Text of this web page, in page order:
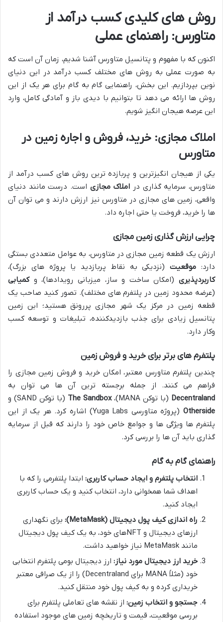
روش های کلیدی کسب درآمد از
متاورس: راهنمای عملی
اکنون که با مفهوم و پتانسیل متاورس آشنا شدیم، زمان آن است که
به صورت عملی به روش های مختلف کسب درآمد در این دنیای
نوین بپردازیم. این بخش، راهنمایی گام به گام برای هر یک از این
روش ها ارائه می دهد تا بتوانیم با دیدی باز و آمادگی کامل، وارد
این عرصه هیجان انگیز شویم.
املاک مجازی: خرید، فروش و اجاره زمین در
متاورس
یکی از هیجان انگیزترین و پربازده ترین روش های کسب درآمد از
متاورس، سرمایه گذاری در املاک مجازی است. درست مانند دنیای
واقعی، زمین های مجازی در متاورس نیز ارزش دارند و می توان آن
ها را خرید، فروخت یا حتی اجاره داد.
چرایی ارزش گذاری زمین مجازی
ارزش یک قطعه زمین مجازی در متاورس، به عوامل متعددی بستگی
دارد: موقعیت(نزدیکی به نقاط پربازدید یا پروژه های بزرگ)،
کاربردپذیری (امکان ساخت و ساز، میزبانی رویدادها)، وکمیابی
(عرضه محدود زمین در پلتفرم های مختلف). تصور کنید صاحب یک
قطعه زمین در مرکز یک شهر مجازی پررونق هستید؛ این زمین
پتانسیل زیادی برای جذب بازدیدکننده، تبلیغات و توسعه کسب
وکار دارد.
پلتفرم های برتر برای خرید و فروش زمین
چندین پلتفرم متاورس معتبر، امکان خرید و فروش زمین مجازی را
فراهم می کنند. از جمله برجسته ترین آن ها می توان به
Decentraland (با توکن MANA)، The Sandbox (با توکن SAND) و
Otherside
(پروژه متاورسی Yuga Labs) اشاره کرد. هر یک از این
پلتفرم ها ویژگی ها و جوامع خاص خود را دارند که قبل از سرمایه
گذاری باید آن ها را بررسی کرد.
راهنمای گام به گام
انتخاب پلتفرم و ایجاد حساب کاربری: ابتدا پلتفرمی را که با
اهداف شما همخوانی دارد، انتخاب کنید و یک حساب کاربری
ایجاد کنید.
راه اندازی کیف پول دیجیتال (MetaMask):
برای نگهداری
ارزهای دیجیتال و NFTهای خود، به یک کیف پول دیجیتال
مانند MetaMask نیاز خواهید داشت.
خرید ارز دیجیتال مورد نیاز: ارز دیجیتال بومی پلتفرم انتخابی
خود (مثلاً MANA برای Decentraland) را از یک صرافی معتبر
خریداری کرده و به کیف پول خود منتقل کنید.
جستجو و انتخاب زمین: از نقشه های تعاملی پلتفرم برای
بررسی موقعیت، قیمت و تاریخچه زمین های موجود استفاده